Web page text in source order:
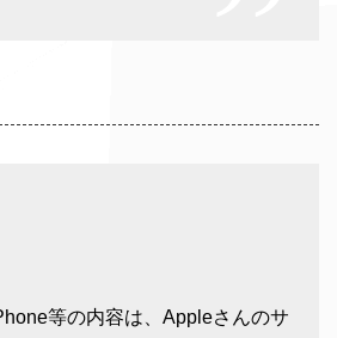
等の内容は、Appleさんのサ